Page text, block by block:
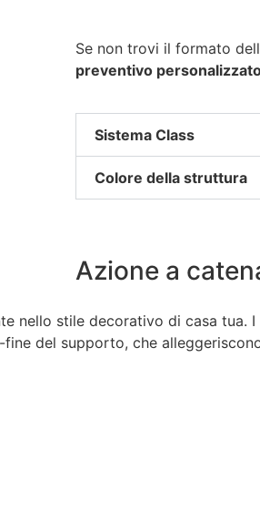
Se non trovi il formato
preventivo
Sistema Class
Colore della struttura
Azione a
nello stile decorativo di casa tua.
del supporto, che